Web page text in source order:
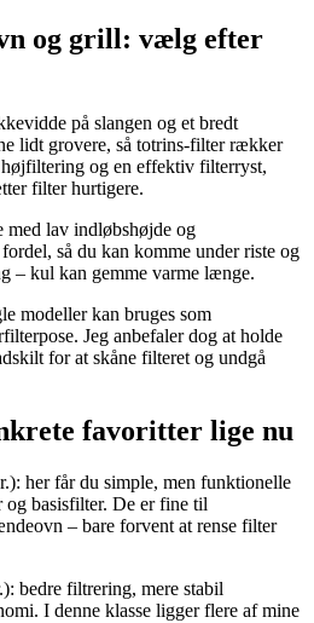
og grill: vælg efter
på slangen og et bredt
lidt grovere, så totrins-filter rækker
og en effektiv filterryst,
filter hurtigere.
lav indløbshøjde og
så du kan komme under riste og
– kul kan gemme varme længe.
modeller kan bruges som
Jeg anbefaler dog at holde
for at skåne filteret og undgå
favoritter lige nu
her får du simple, men funktionelle
og basisfilter. De er fine til
– bare forvent at rense filter
bedre filtrering, mere stabil
I denne klasse ligger flere af mine